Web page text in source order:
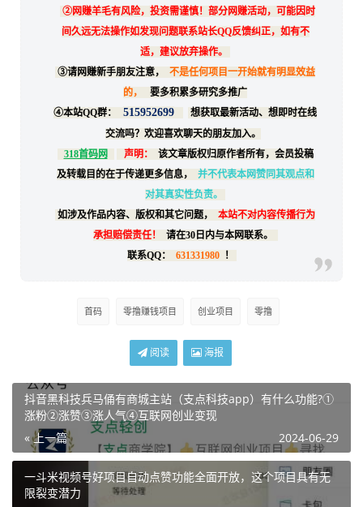
②网赚羊毛有风险，投资需谨慎！部分网赚活动，可能因时
间久远无法操作如发现问题联系站长QQ反馈纠正，如有不
适，建议放弃操作。
③请网赚新手朋友注意，
不是任何项目一开始就有明显效益
的，
要多积累多研究多推广
④本站QQ群：
515952699
想获取最新活动、想即时在线
交流吗？欢迎喜欢聊天的朋友加入。
318首码网
声明：
该文章版权归原作者所有，会员投稿
及转载目的在于传递更多信息，
并不代表本网赞同其观点和
对其真实性负责。
如涉及作品内容、版权和其它问题，
本站不对内容传播行为
承担赔偿责任！
请在30日内与本网联系。
联系QQ：
631331980 ！
首码 零撸赚钱项目 创业项目 零撸
阅读 海报
抖音黑科技兵马俑有商城主站（支点科技app）有什么功能?①
涨粉②涨赞③涨人气④互联网创业变现
« 上一篇
2024-06-29
一斗米视频号好项目自动点赞功能全面开放，这个项目具有无
限裂变潜力